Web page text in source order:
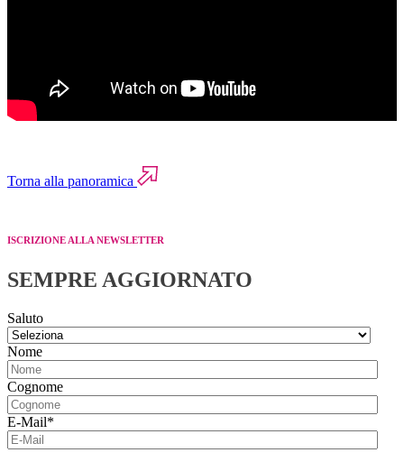
Torna alla panoramica
ISCRIZIONE ALLA NEWSLETTER
SEMPRE AGGIORNATO
Saluto
Nome
Cognome
E-Mail*